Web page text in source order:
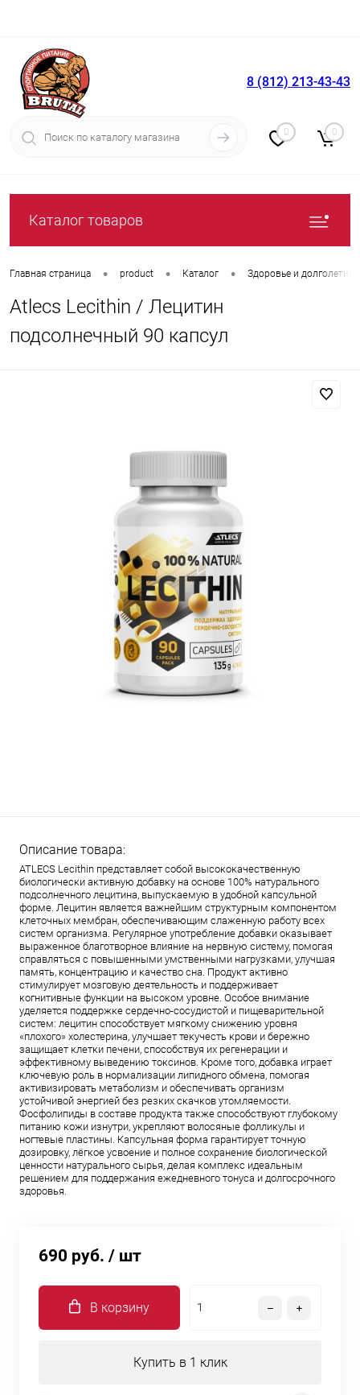
Вход Регистрация
8 (812) 213-43-43
0 0
Каталог товаров
Главная страница • product • Каталог • Здоровье и долголетие
Atlecs Lecithin / Лецитин
подсолнечный 90 капсул
Описание товара:
ATLECS Lecithin представляет собой высококачественную
биологически активную добавку на основе 100% натурального
подсолнечного лецитина, выпускаемую в удобной капсульной
форме. Лецитин является важнейшим структурным компонентом
клеточных мембран, обеспечивающим слаженную работу всех
систем организма. Регулярное употребление добавки оказывает
выраженное благотворное влияние на нервную систему, помогая
справляться с повышенными умственными нагрузками, улучшая
память, концентрацию и качество сна. Продукт активно
стимулирует мозговую деятельность и поддерживает
когнитивные функции на высоком уровне. Особое внимание
уделяется поддержке сердечно-сосудистой и пищеварительной
систем: лецитин способствует мягкому снижению уровня
«плохого» холестерина, улучшает текучесть крови и бережно
защищает клетки печени, способствуя их регенерации и
эффективному выведению токсинов. Кроме того, добавка играет
ключевую роль в нормализации липидного обмена, помогая
активизировать метаболизм и обеспечивать организм
устойчивой энергией без резких скачков утомляемости.
Фосфолипиды в составе продукта также способствуют глубокому
питанию кожи изнутри, укрепляют волосяные фолликулы и
ногтевые пластины. Капсульная форма гарантирует точную
дозировку, лёгкое усвоение и полное сохранение биологической
ценности натурального сырья, делая комплекс идеальным
решением для поддержания ежедневного тонуса и долгосрочного
здоровья.
690 руб. / шт
В корзину
Купить в 1 клик